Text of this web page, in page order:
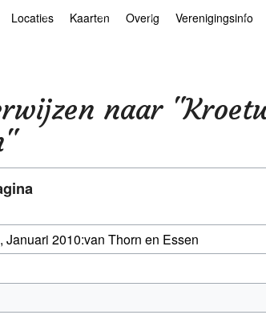
van Har Sniekers in het Thoears
en Gezèkdjes in het Thoears
Locaties
Grenspalen
Kaarten Overig Verenigingsinfo
naar